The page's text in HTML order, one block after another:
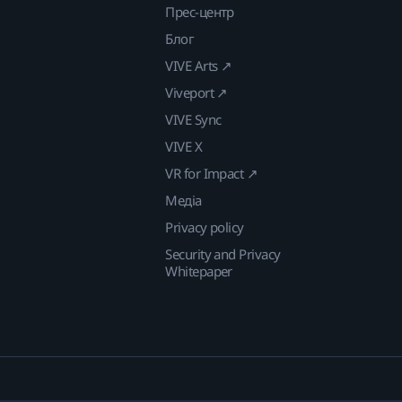
Прес-центр
Блог
VIVE Arts ↗
Viveport ↗
VIVE Sync
VIVE X
VR for Impact ↗
Медіа
Privacy policy
Security and Privacy
Whitepaper